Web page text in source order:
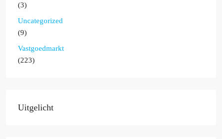
(3)
Uncategorized
(9)
Vastgoedmarkt
(223)
Uitgelicht